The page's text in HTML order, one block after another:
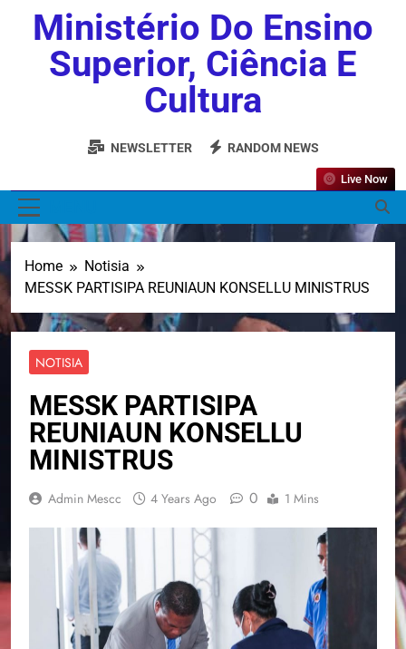
Ministério Do Ensino
Superior, Ciência E
Cultura
NEWSLETTER RANDOM NEWS
Live Now
Home
Notisia
MESSK PARTISIPA REUNIAUN KONSELLU MINISTRUS
NOTISIA
MESSK PARTISIPA
REUNIAUN KONSELLU
MINISTRUS
Admin Mescc 4 Years Ago 0 1 Mins